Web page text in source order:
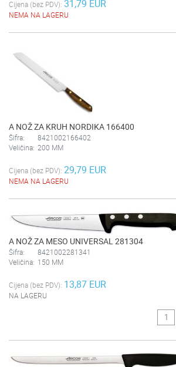
Cijena (bez PDV): 31,79 EUR
NEMA NA LAGERU
A NOŽ ZA KRUH NORDIKA 166400
Šifra:
8421002166402
Veličina: 200 MM
Cijena (bez PDV): 29,79 EUR
NEMA NA LAGERU
A NOŽ ZA MESO UNIVERSAL 281304
Šifra:
8421002281341
Veličina: 150 MM
Cijena (bez PDV): 13,87 EUR
NA LAGERU